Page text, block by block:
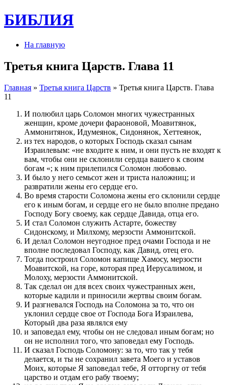
БИБЛИЯ
На главную
Третья книга Царств. Глава 11
Главная » Третья книга Царств » Третья книга Царств. Глава
11
И полюбил царь Соломон многих чужестранных
женщин, кроме дочери фараоновой, Моавитянок,
Аммонитянок, Идумеянок, Сидонянок, Хеттеянок,
из тех народов, о которых Господь сказал сынам
Израилевым: «не входите к ним, и они пусть не входят к
вам, чтобы они не склонили сердца вашего к своим
богам «; к ним прилепился Соломон любовью.
И было у него семьсот жен и триста наложниц; и
развратили жены его сердце его.
Во время старости Соломона жены его склонили сердце
его к иным богам, и сердце его не было вполне предано
Господу Богу своему, как сердце Давида, отца его.
И стал Соломон служить Астарте, божеству
Сидонскому, и Милхому, мерзости Аммонитской.
И делал Соломон неугодное пред очами Господа и не
вполне последовал Господу, как Давид, отец его.
Тогда построил Соломон капище Хамосу, мерзости
Моавитской, на горе, которая пред Иерусалимом, и
Молоху, мерзости Аммонитской.
Так сделал он для всех своих чужестранных жен,
которые кадили и приносили жертвы своим богам.
И разгневался Господь на Соломона за то, что он
уклонил сердце свое от Господа Бога Израилева,
Который два раза являлся ему
и заповедал ему, чтобы он не следовал иным богам; но
он не исполнил того, что заповедал ему Господь.
И сказал Господь Соломону: за то, что так у тебя
делается, и ты не сохранил завета Моего и уставов
Моих, которые Я заповедал тебе, Я отторгну от тебя
царство и отдам его рабу твоему;